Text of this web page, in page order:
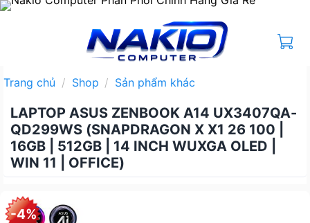
Bỏ
Trang chủ / Shop / Sản phẩm khác
LAPTOP ASUS ZENBOOK A14 UX3407QA-
QD299WS (SNAPDRAGON X X1 26 100 |
16GB | 512GB | 14 INCH WUXGA OLED |
WIN 11 | OFFICE)
-4%